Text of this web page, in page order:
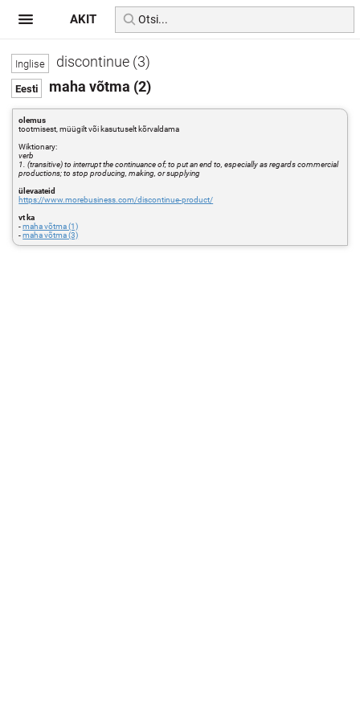
discontinue (3)
maha võtma (2)
olemus
tootmisest, müügilt või kasutuselt kõrvaldama
Wiktionary:
verb
1. (transitive) to interrupt the continuance of; to put an end to, especially as regards commercial
productions; to stop producing, making, or supplying
ülevaateid
https://www.morebusiness.com/discontinue-product/
vt ka
-maha võtma (1)
-maha võtma (3)
AKIT